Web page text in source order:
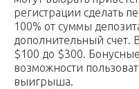
регистрации сделать
100% от суммы
дополнительный счет.
$100 до $300.
возможности
выигрыша.